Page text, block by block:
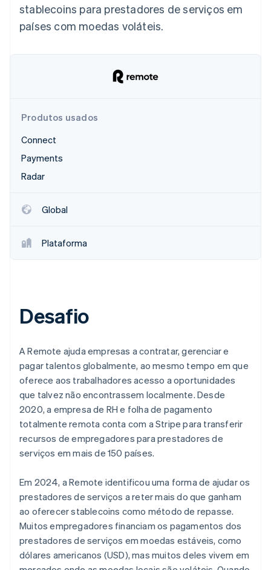
Stripe Sessions 2026
Veja como a Stripe está construindo a infraestrutura
Ecossistema
Parceiros
stablecoins para prestadores de serviços em
países com moedas voláteis.
Produtos usados
Connect
Payments
Radar
Global
Plataforma
Desafio
A Remote ajuda empresas a contratar, gerenciar e
pagar talentos globalmente, ao mesmo tempo em que
oferece aos trabalhadores acesso a oportunidades
que talvez não encontrassem localmente. Desde
2020, a empresa de RH e folha de pagamento
totalmente remota conta com a Stripe para transferir
recursos de empregadores para prestadores de
serviços em mais de 150 países.
Em 2024, a Remote identificou uma forma de ajudar os
prestadores de serviços a reter mais do que ganham
ao oferecer stablecoins como método de repasse.
Muitos empregadores financiam os pagamentos dos
prestadores de serviços em moedas estáveis, como
dólares americanos (USD), mas muitos deles vivem em